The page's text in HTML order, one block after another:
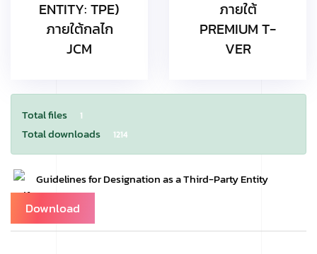
ENTITY: TPE)
ภายใต้กลไก
JCM
ภายใต้
PREMIUM T-
VER
Total files 1
Total downloads 1214
Guidelines for Designation as a Third-Party Entity
Download